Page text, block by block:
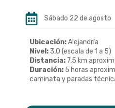
Sábado 22 de agosto
Ubicación:Alejandría
Nivel: 3,0 (escala de 1 a 5)
Distancia: 7,5 km
Duración: 5 horas
caminata y paradas